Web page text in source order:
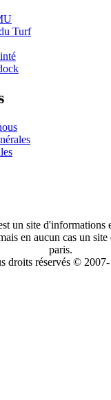
Turf
un site d'informations
en aucun cas un
paris.
droits réservés ©